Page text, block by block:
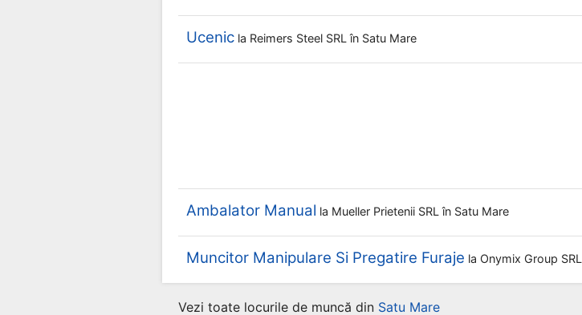
Ucenic la Reimers Steel SRL în Satu Mare
Ambalator Manual la Mueller Prietenii SRL în Satu Mare
Muncitor Manipulare Si Pregatire Furaje la Onymix Group SRL
Vezi toate locurile de muncă din Satu Mare